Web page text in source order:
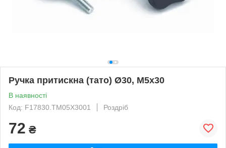
Ручка притискна (тато) Ø30, M5x30
В наявності
Код: F17830.TM05X3001
Роздріб
72 ₴